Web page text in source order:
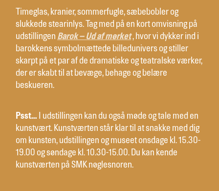
Timeglas, kranier, sommerfugle, sæbebobler og
slukkede stearinlys. Tag med på en kort omvisning på
udstillingen Barok – Ud af mørket, hvor vi dykker ind i
barokkens symbolmættede billedunivers og stiller
skarpt på et par af de dramatiske og teatralske værker,
der er skabt til at bevæge, behage og belære
beskueren.
Psst…
I udstillingen kan du også møde og tale med en
kunstvært. Kunstværten står klar til at snakke med dig
om kunsten, udstillingen og museet onsdage kl. 15.30-
19.00 og søndage kl. 10.30-15.00. Du kan kende
kunstværten på SMK nøglesnoren.